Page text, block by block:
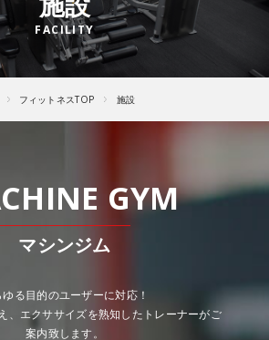
フィットネスTOP 施設
マシンジム
る目的のユーザーに対応！
、エクササイズを熟知したトレーナーがご
案内致します。